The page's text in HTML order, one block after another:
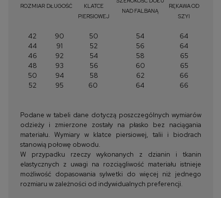
ROZMIAR DŁUGOŚĆ
KLATCE
PIERSIOWEJ
NAD FALBANĄ
RĘKAWA OD
SZYI
42 90 50 54
64
44
91 52 56
64
46
92 54 58
65
48
93 56 60
65
50
94 58 62
66
52
95 60 64 66
Podane w tabeli dane dotyczą poszczególnych wymiarów
odzieży i zmierzone zostały na płasko bez naciągania
materiału. Wymiary w klatce piersiowej, talii i biodrach
stanowią połowę obwodu.
W przypadku rzeczy wykonanych z dzianin i tkanin
elastycznych z uwagi na rozciągliwość materiału istnieje
możliwość dopasowania sylwetki do więcej niż jednego
rozmiaru w zależności od indywidualnych preferencji.